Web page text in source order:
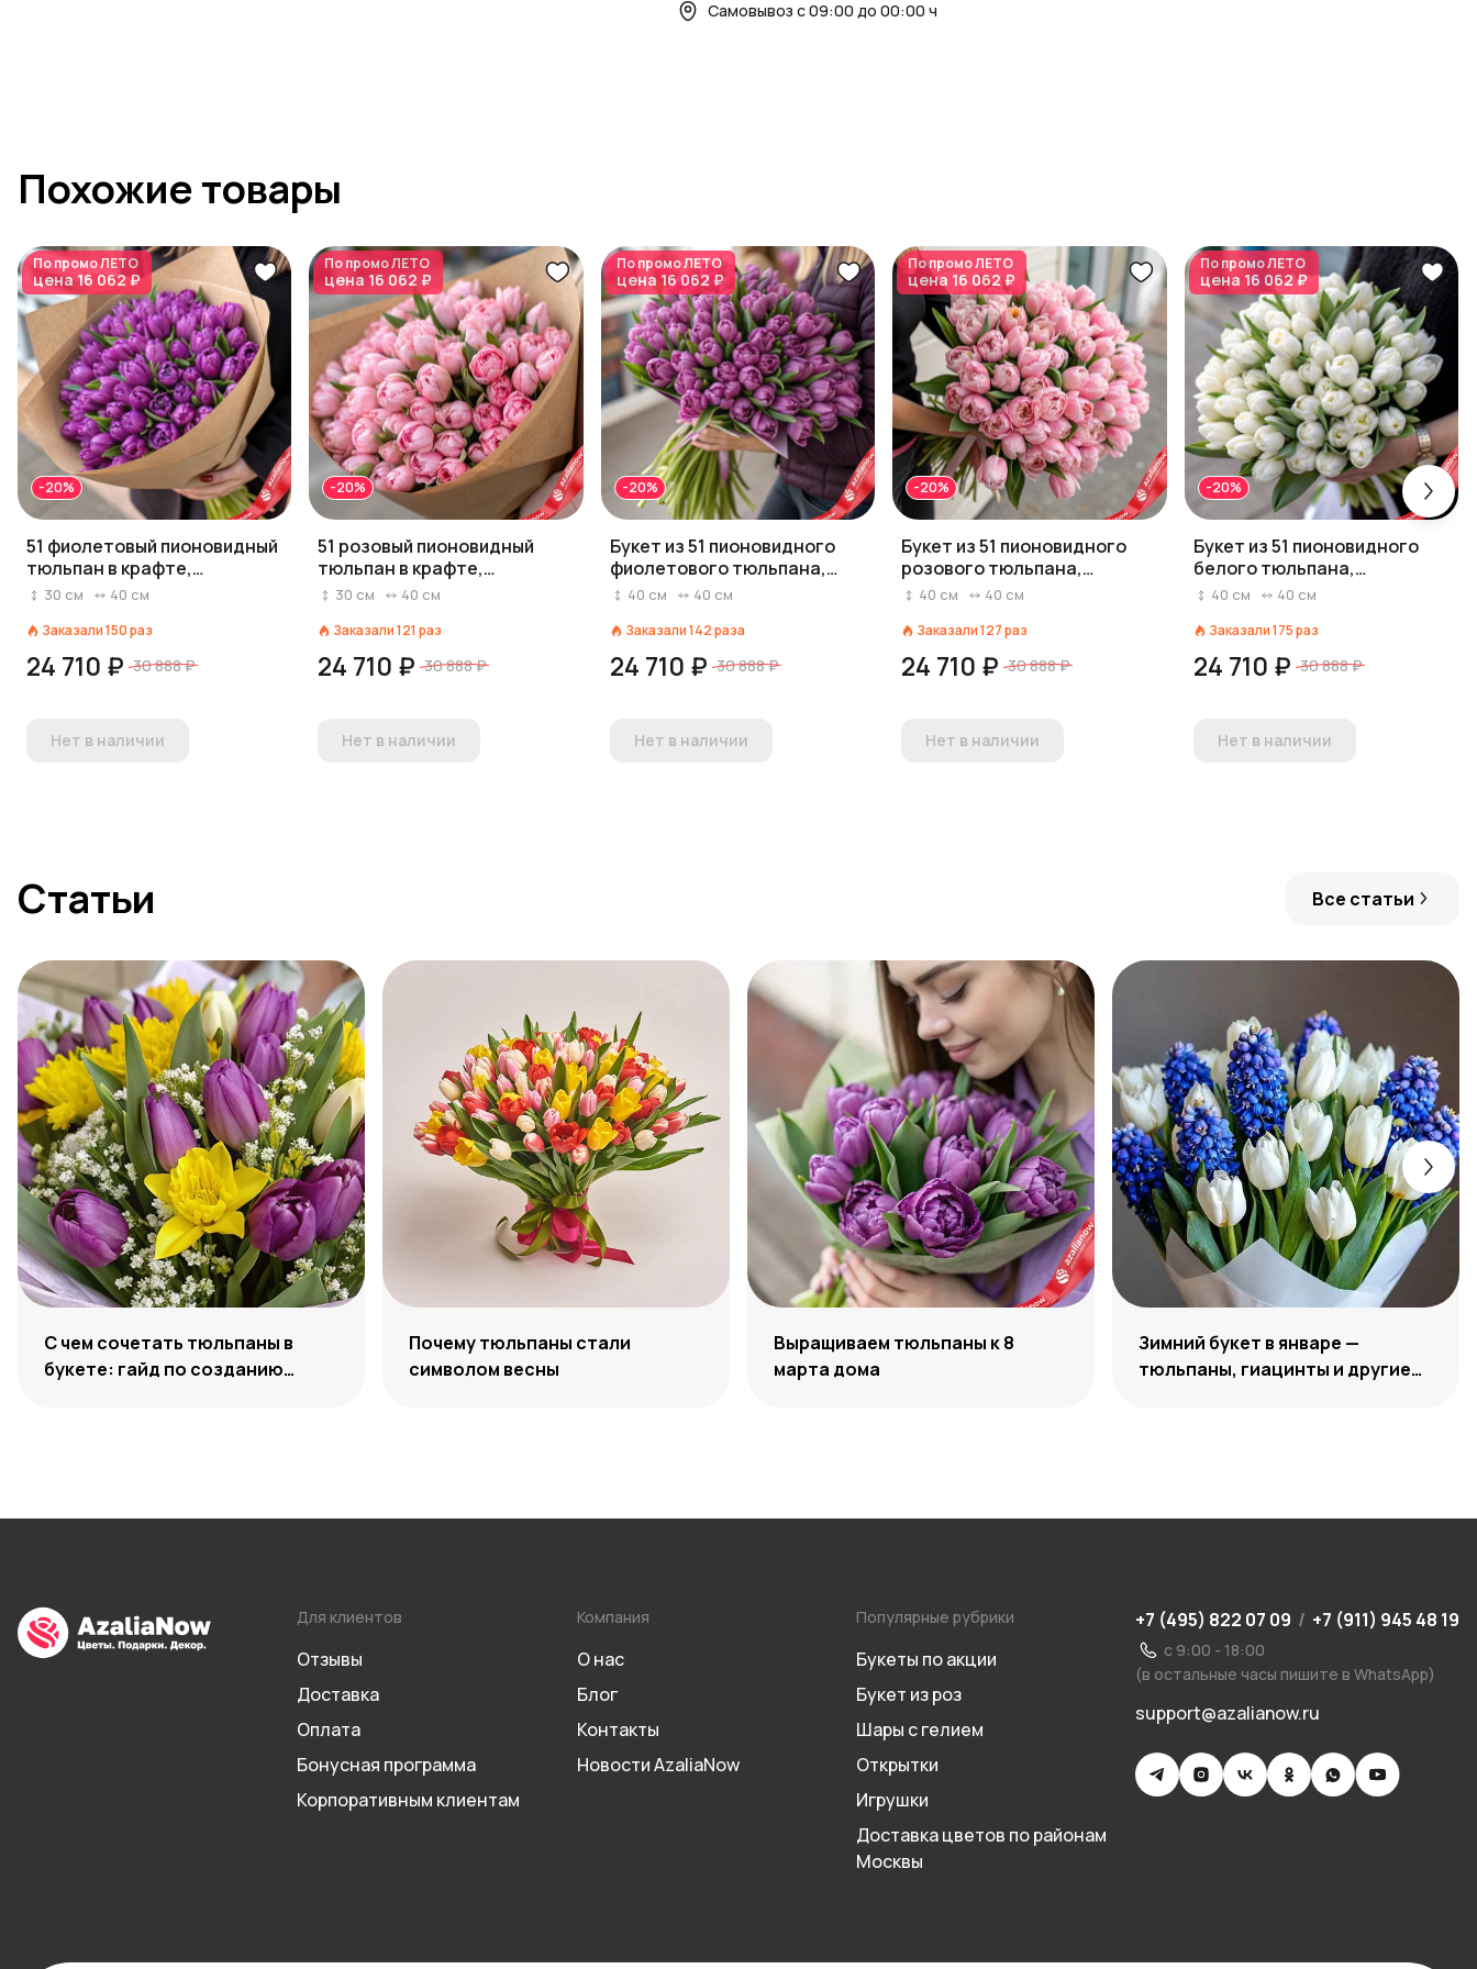
Самовывоз с 09:00 до 00:00 ч
Похожие товары
По промоЛЕТО
цена16 062 ₽
-20%
51 фиолетовый пионовидный
тюльпан в крафте,
Голландия
30 см 40 см
Заказали150раз
24 710 ₽ 30 888 ₽
Нет в наличии
По промоЛЕТО
цена 16 062 ₽
-20%
51 розовый пионовидный
тюльпан в крафте,
Голландия
30 см 40 см
Заказали121 раз
24 710 ₽ 30 888 ₽
Нет в наличии
По промоЛЕТО
цена 16 062 ₽
-20%
Букет из 51 пионовидного
фиолетового тюльпана,
Голландия
40 см 40 см
Заказали142раза
24 710 ₽ 30 888 ₽
Нет в наличии
По промоЛЕТО
цена 16 062 ₽
-20%
Букет из 51 пионовидного
розового тюльпана,
Голландия
40 см 40 см
Заказали127раз
24 710 ₽ 30 888 ₽
Нет в наличии
По промоЛЕТО
цена 16 062 ₽
-20%
Букет из 51 пионовидного
белого тюльпана,
Голландия
40 см 40 см
Заказали175раз
24 710 ₽ 30 888 ₽
Нет в наличии
Статьи Все статьи
С чем сочетать тюльпаны в
букете: гайд по созданию
Почему тюльпаны стали
символом весны
Выращиваем тюльпаны к 8
марта дома
Зимний букет в январе —
тюльпаны, гиацинты и другие
Для клиентов
Отзывы
Доставка
Оплата
Бонусная программа
Корпоративным клиентам
Компания
О нас
Блог
Контакты
Новости AzaliaNow
Популярные рубрики
Букеты по акции
Букет из роз
Шары с гелием
Открытки
Игрушки
Доставка цветов по районам
Москвы
+7 (495) 822 07 09 / +7 (911) 945 48 19
с 9:00 - 18:00
(в остальные часы пишите в WhatsApp)
support@azalianow.ru